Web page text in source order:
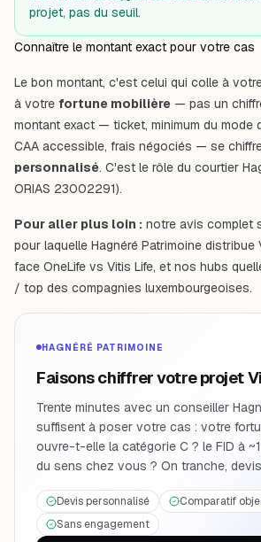
projet, pas du seuil.
Connaître le montant exact pour votre cas
Le bon montant, c'est celui qui colle à
à votre fortune mobilière — pas un
montant exact — ticket, minimum du mode
CAA accessible, frais négociés — se
personnalisé. C'est le rôle du courtier
ORIAS 23002291).
Pour aller plus loin : notre avis complet
pour laquelle Hagnéré Patrimoine distribue
face OneLife vs Vitis Life, et nos hubs
/ top des compagnies luxembourgeoises.
HAGNÉRÉ PATRIMOINE
Faisons chiffrer votre projet
Trente minutes avec un conseiller
suffisent à poser votre cas : votre
ouvre-t-elle la catégorie C ? le FID à
du sens chez vous ? On tranche,
Devis personnalisé
Comparatif
Sans engagement